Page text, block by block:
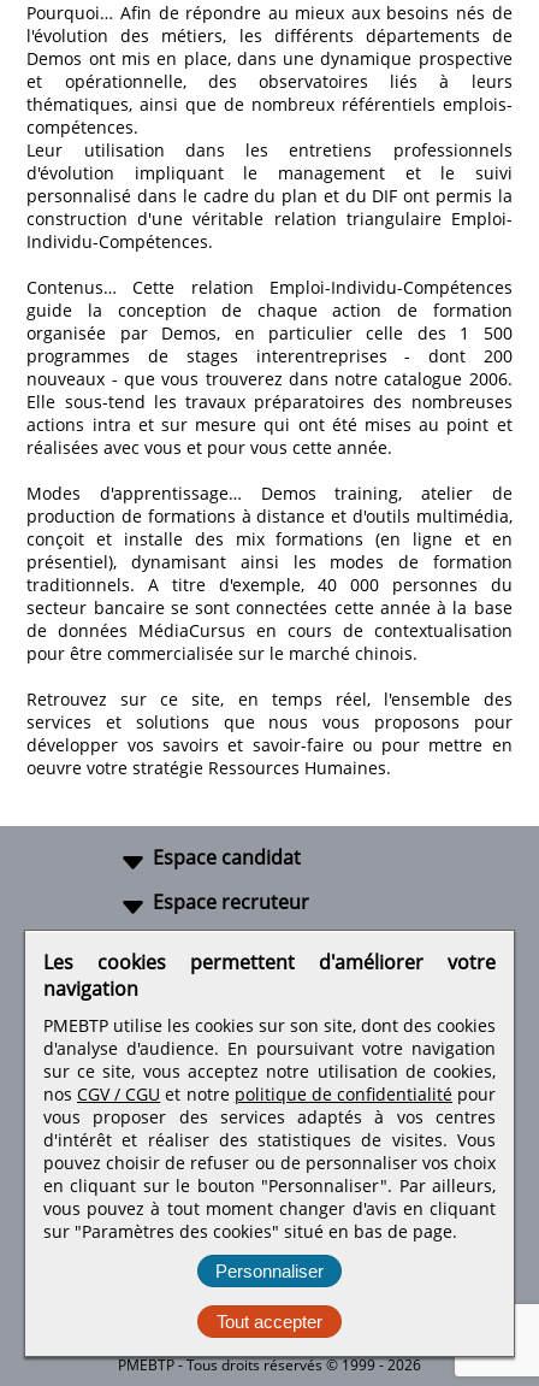
Pourquoi… Afin de répondre au mieux aux besoins nés de
l'évolution des métiers, les différents départements de
Demos ont mis en place, dans une dynamique prospective
et opérationnelle, des observatoires liés à leurs
thématiques, ainsi que de nombreux référentiels emplois-
compétences.
Leur utilisation dans les entretiens professionnels
d'évolution impliquant le management et le suivi
personnalisé dans le cadre du plan et du DIF ont permis la
construction d'une véritable relation triangulaire Emploi-
Individu-Compétences.
Contenus… Cette relation Emploi-Individu-Compétences
guide la conception de chaque action de formation
organisée par Demos, en particulier celle des 1 500
programmes de stages interentreprises - dont 200
nouveaux - que vous trouverez dans notre catalogue 2006.
Elle sous-tend les travaux préparatoires des nombreuses
actions intra et sur mesure qui ont été mises au point et
réalisées avec vous et pour vous cette année.
Modes d'apprentissage… Demos training, atelier de
production de formations à distance et d'outils multimédia,
conçoit et installe des mix formations (en ligne et en
présentiel), dynamisant ainsi les modes de formation
traditionnels. A titre d'exemple, 40 000 personnes du
secteur bancaire se sont connectées cette année à la base
de données MédiaCursus en cours de contextualisation
pour être commercialisée sur le marché chinois.
Retrouvez sur ce site, en temps réel, l'ensemble des
services et solutions que nous vous proposons pour
développer vos savoirs et savoir-faire ou pour mettre en
oeuvre votre stratégie Ressources Humaines.
Espace candidat
Espace recruteur
Retrouvez-nous sur les réseaux sociaux
PMEBTP - Tous droits réservés © 1999 - 2026
Les cookies permettent d'améliorer votre
navigation
PMEBTP utilise les cookies sur son site, dont des cookies
d'analyse d'audience. En poursuivant votre navigation
sur ce site, vous acceptez notre utilisation de cookies,
nos CGV / CGU et notre politique de confidentialité pour
vous proposer des services adaptés à vos centres
d'intérêt et réaliser des statistiques de visites.Vous
pouvez choisir de refuser ou de personnaliser vos choix
en cliquant sur le bouton "Personnaliser". Par ailleurs,
vous pouvez à tout moment changer d'avis en cliquant
sur "Paramètres des cookies" situé en bas de page.
Personnaliser
Tout accepter